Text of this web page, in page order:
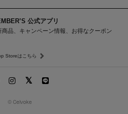
公式アプリ
品、キャンペーン情報、お得なクーポン
Storeはこちら
© Celvoke